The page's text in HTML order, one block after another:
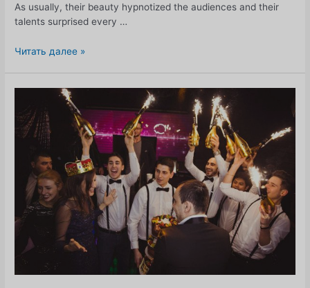
As usually, their beauty hypnotized the audiences and their
talents surprised every …
1-
Читать далее »